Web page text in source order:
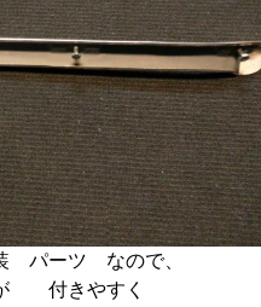
パーツ なので、
きやすく